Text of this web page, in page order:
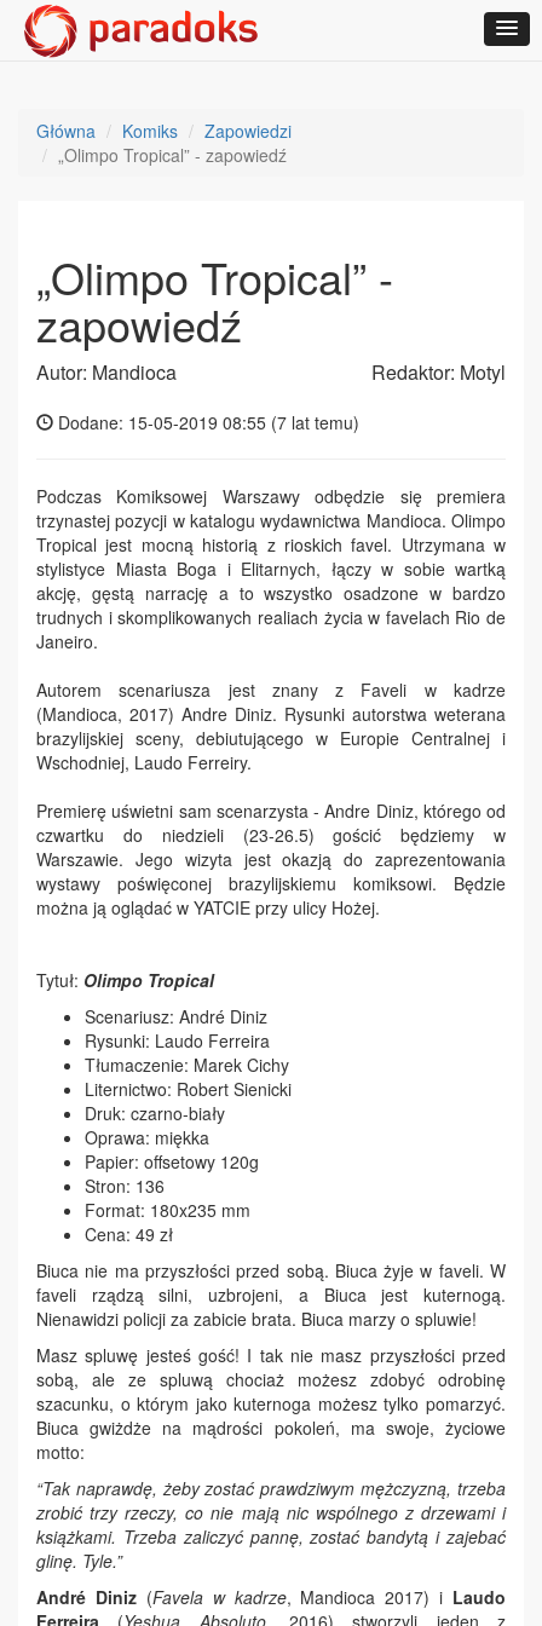
Główna Komiks
Zapowiedzi
„Olimpo Tropical” - zapowiedź
„Olimpo Tropical” -
zapowiedź
Autor: Mandioca Redaktor: Motyl
Dodane: 15-05-2019 08:55 (7 lat temu)
Podczas Komiksowej Warszawy odbędzie się premiera
trzynastej pozycji w katalogu wydawnictwa Mandioca. Olimpo
Tropical jest mocną historią z rioskich favel. Utrzymana w
stylistyce Miasta Boga i Elitarnych, łączy w sobie wartką
akcję, gęstą narrację a to wszystko osadzone w bardzo
trudnych i skomplikowanych realiach życia w favelach Rio de
Janeiro.
Autorem scenariusza jest znany z Faveli w kadrze
(Mandioca, 2017) Andre Diniz. Rysunki autorstwa weterana
brazylijskiej sceny, debiutującego w Europie Centralnej i
Wschodniej, Laudo Ferreiry.
Premierę uświetni sam scenarzysta - Andre Diniz, którego od
czwartku do niedzieli (23-26.5) gościć będziemy w
Warszawie. Jego wizyta jest okazją do zaprezentowania
wystawy poświęconej brazylijskiemu komiksowi. Będzie
można ją oglądać w YATCIE przy ulicy Hożej.
Tytuł: Olimpo Tropical
Scenariusz: André Diniz
Rysunki: Laudo Ferreira
Tłumaczenie: Marek Cichy
Liternictwo: Robert Sienicki
Druk: czarno-biały
Oprawa: miękka
Papier: offsetowy 120g
Stron: 136
Format: 180x235 mm
Cena: 49 zł
Biuca nie ma przyszłości przed sobą. Biuca żyje w faveli. W
faveli rządzą silni, uzbrojeni, a Biuca jest kuternogą.
Nienawidzi policji za zabicie brata. Biuca marzy o spluwie!
Masz spluwę jesteś gość! I tak nie masz przyszłości przed
sobą, ale ze spluwą chociaż możesz zdobyć odrobinę
szacunku, o którym jako kuternoga możesz tylko pomarzyć.
Biuca gwiżdże na mądrości pokoleń, ma swoje, życiowe
motto:
“Tak naprawdę, żeby zostać prawdziwym mężczyzną, trzeba
zrobić trzy rzeczy, co nie mają nic wspólnego z drzewami i
książkami. Trzeba zaliczyć pannę, zostać bandytą i zajebać
glinę. Tyle.”
André Diniz(Favela w kadrze, Mandioca 2017) i Laudo
Ferreira (Yeshua Absoluto, 2016) stworzyli jeden z